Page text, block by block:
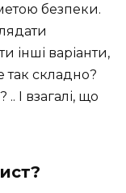
безпеки.
інші варіанти,
так складно?
І взагалі, що